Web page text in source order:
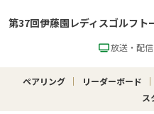
第37回伊藤園レディスゴルフト
放送・配信
ペアリング リーダーボード
ス